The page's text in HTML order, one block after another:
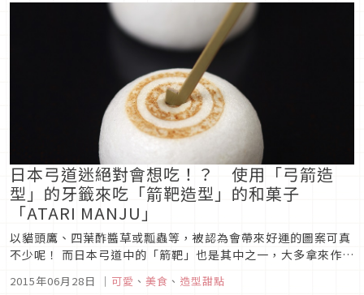
日本弓道迷絕對會想吃！？ 使用「弓箭造
型」的牙籤來吃「箭靶造型」的和菓子
「ATARI MANJU」
以貓頭鷹、四葉酢醬草或瓢蟲等，被認為會帶來好運的圖案可真
不少呢！ 而日本弓道中的「箭靶」也是其中之一，大多拿來作為
將於9月1日（二）起，在滋賀縣大津市的叶匠壽庵「長壽生之
2015年06月28日 ｜ 可愛 、 美食 、 造型甜點